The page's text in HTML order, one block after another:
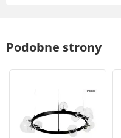
Podobne strony